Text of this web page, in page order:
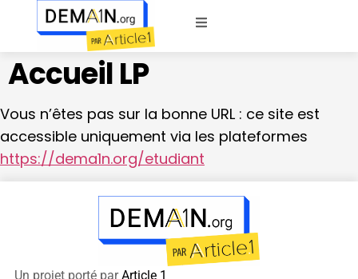
Accueil LP
Vous n’êtes pas sur la bonne URL : ce site est
accessible uniquement via les plateformes
https://dema1n.org/etudiant
Un projet porté parArticle 1